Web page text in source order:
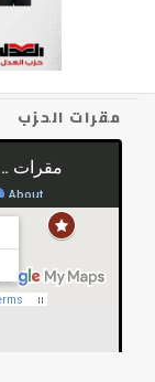
مقرات الحزب